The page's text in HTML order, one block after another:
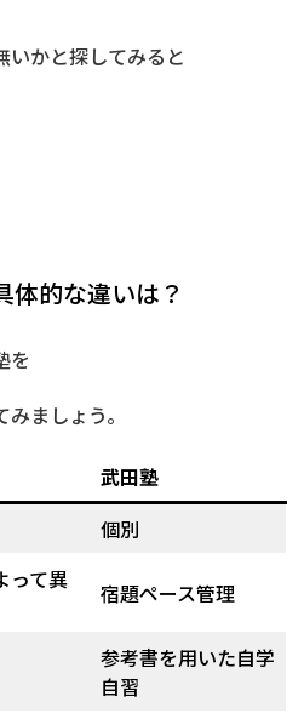
いかと探してみると
体的な違いは？
を
ましょう。
武田塾
個別
って異
宿題ペース管理
参考書を用いた自学
自習